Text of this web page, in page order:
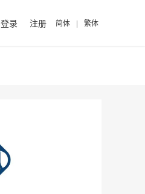
登录 注册 简体 | 繁体